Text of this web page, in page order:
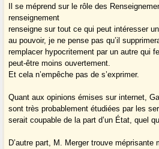
Il se méprend sur le rôle des
renseignement
renseigne sur tout ce qui peut intéresser
au pouvoir, je ne pense pas qu’il
remplacer hypocritement par un autre qui
peut-être moins ouvertement.
Et cela n’empêche pas de s’exprimer.
Quant aux opinions émises sur internet,
sont très probablement étudiées par les
serait coupable de la part d’un État, quel
D’autre part, M. Merger trouve méprisante